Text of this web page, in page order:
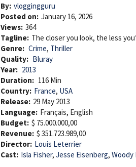
By: vloggingguru
Posted on: January 16, 2026
Views: 364
Tagline: The closer you look, the less
Genre: Crime, Thriller
Quality: Bluray
Year: 2013
Duration: 116 Min
Country: France, USA
Release: 29 May 2013
Language: Français, English
Budget: $ 75.000.000,00
Revenue: $ 351.723.989,00
Director: Louis Leterrier
Cast: Isla Fisher, Jesse Eisenberg, Woody